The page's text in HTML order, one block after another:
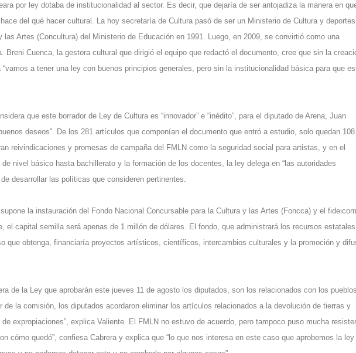
por ley dotaba de institucionalidad al sector. Es decir, que dejaría de ser antojadiza la manera en
del qué hacer cultural. La hoy secretaría de Cultura pasó de ser un Ministerio de Cultura y
las Artes (Concultura) del Ministerio de Educación en 1991. Luego, en 2009, se convirtió como una
Breni Cuenca, la gestora cultural que dirigió el equipo que redactó el documento, cree que sin la
a tener una ley con buenos principios generales, pero sin la institucionalidad básica para que
que este borrador de Ley de Cultura es “innovador” e “inédito”, para el diputado de Arena, Juan
deseos”. De los 281 artículos que componían el documento que entró a estudio, solo quedan 108
reivindicaciones y promesas de campaña del FMLN como la seguridad social para artistas, y en el
nivel básico hasta bachillerato y la formación de los docentes, la ley delega en “las autoridades
desarrollar las políticas que consideren pertinentes.
la instauración del Fondo Nacional Concursable para la Cultura y las Artes (Foncca) y el
el capital semilla será apenas de 1 millón de dólares. El fondo, que administrará los recursos
que obtenga, financiaría proyectos artísticos, científicos, intercambios culturales y la promoción y
de la Ley que aprobarán este jueves 11 de agosto los diputados, son los relacionados con los pueblos
de la comisión, los diputados acordaron eliminar los artículos relacionados a la devolución de tierras y
expropiaciones”, explica Valiente. El FMLN no estuvo de acuerdo, pero tampoco puso mucha
cómo quedó”, confiesa Cabrera y explica que “lo que nos interesa en este caso que aprobemos la ley